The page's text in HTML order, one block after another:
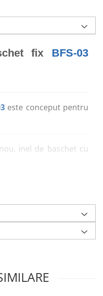
fix BFS-03
este conceput pentru
inel de baschet cu
polietilenă de înaltă
vopsea pulbere
cu capace din